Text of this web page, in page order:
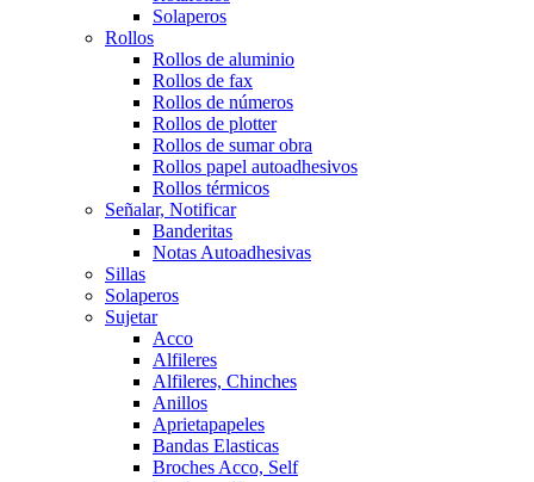
Solaperos
Rollos
Rollos de aluminio
Rollos de fax
Rollos de números
Rollos de plotter
Rollos de sumar obra
Rollos papel autoadhesivos
Rollos térmicos
Señalar, Notificar
Banderitas
Notas Autoadhesivas
Sillas
Solaperos
Sujetar
Acco
Alfileres
Alfileres, Chinches
Anillos
Aprietapapeles
Bandas Elasticas
Broches Acco, Self